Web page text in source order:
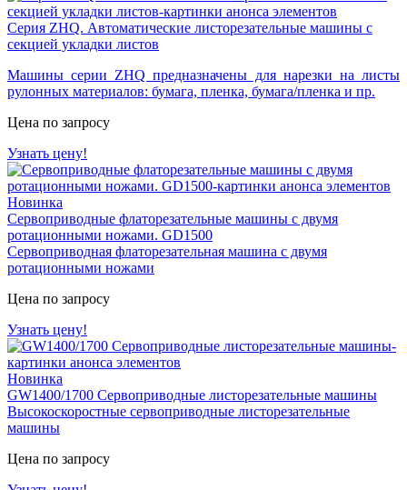
Серия ZHQ. Автоматические листорезательные машины с
секцией укладки листов
Машины серии ZHQ предназначены для нарезки на листы
рулонных материалов: бумага, пленка, бумага/пленка и пр.
Цена по запросу
Узнать цену!
Новинка
Сервоприводные флаторезательные машины с двумя
ротационными ножами. GD1500
Сервоприводная флаторезательная машина с двумя
ротационными ножами
Цена по запросу
Узнать цену!
Новинка
GW1400/1700 Сервоприводные листорезательные машины
Высокоскоростные сервоприводные листорезательные
машины
Цена по запросу